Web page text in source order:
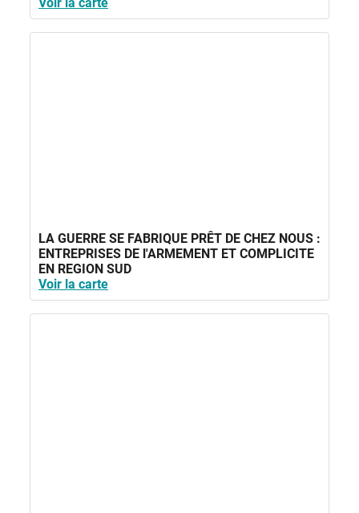
LA GUERRE SE FABRIQUE PRÊT DE CHEZ NOUS :
ENTREPRISES DE l'ARMEMENT ET COMPLICITE
EN REGION SUD
Voir la carte